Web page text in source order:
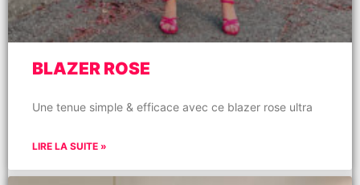
BLAZER ROSE
Une tenue simple & efficace avec ce blazer rose ultra
LIRE LA SUITE »